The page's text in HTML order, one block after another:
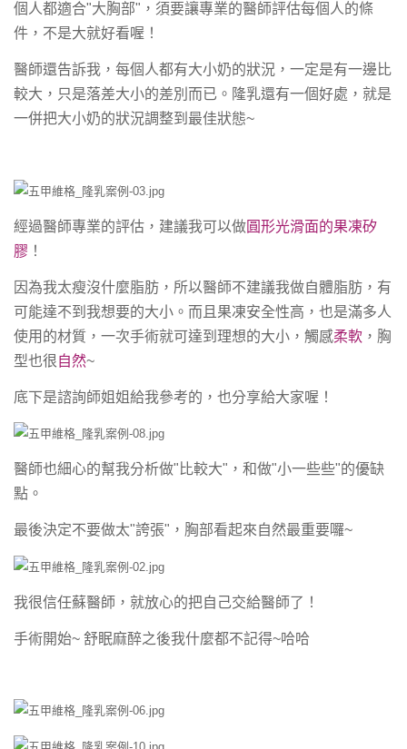
個人都適合"大胸部"，須要讓專業的醫師評估每個人的條
件，不是大就好看喔！
醫師還告訴我，每個人都有大小奶的狀況，一定是有一邊比
較大，只是落差大小的差別而已。隆乳還有一個好處，就是
一併把大小奶的狀況調整到最佳狀態~
經過醫師專業的評估，建議我可以做圓形光滑面的果凍矽
膠 ！
因為我太瘦沒什麼脂肪，所以醫師不建議我做自體脂肪，有
可能達不到我想要的大小。而且果凍安全性高，也是滿多人
使用的材質，一次手術就可達到理想的大小，觸感柔軟 ，胸
型也很自然~
底下是諮詢師姐姐給我參考的，也分享給大家喔！
醫師也細心的幫我分析做"比較大"，和做"小一些些"的優缺
點。
最後決定不要做太"誇張"，胸部看起來自然最重要囉~
我很信任蘇醫師，就放心的把自己交給醫師了！
手術開始~ 舒眠麻醉之後我什麼都不記得~哈哈